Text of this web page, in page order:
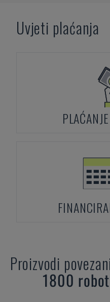
Uvjeti plaćanja
Proizvodi
1800